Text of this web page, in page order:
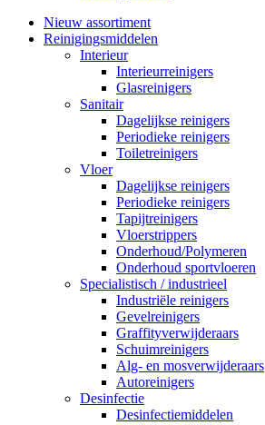
Nieuw assortiment
Reinigingsmiddelen
Interieur
Interieurreinigers
Glasreinigers
Sanitair
Dagelijkse reinigers
Periodieke reinigers
Toiletreinigers
Vloer
Dagelijkse reinigers
Periodieke reinigers
Tapijtreinigers
Vloerstrippers
Onderhoud/Polymeren
Onderhoud sportvloeren
Specialistisch / industrieel
Industriële reinigers
Gevelreinigers
Graffityverwijderaars
Schuimreinigers
Alg- en mosverwijderaars
Autoreinigers
Desinfectie
Desinfectiemiddelen